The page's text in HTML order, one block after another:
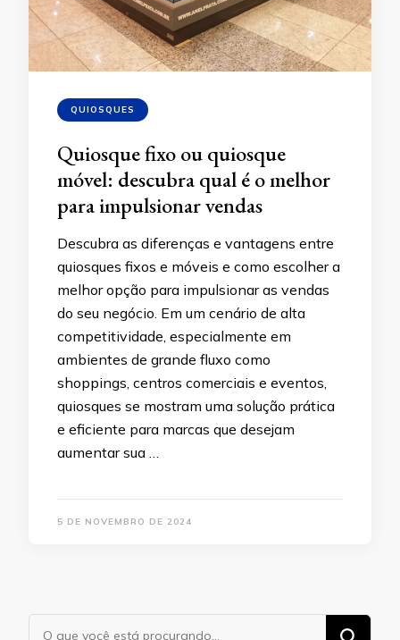
QUIOSQUES
Quiosque fixo ou quiosque
móvel: descubra qual é o melhor
para impulsionar vendas
Descubra as diferenças e vantagens entre
quiosques fixos e móveis e como escolher a
melhor opção para impulsionar as vendas
do seu negócio. Em um cenário de alta
competitividade, especialmente em
ambientes de grande fluxo como
shoppings, centros comerciais e eventos,
quiosques se mostram uma solução prática
e eficiente para marcas que desejam
aumentar sua …
5 DE NOVEMBRO DE 2024
Procurando